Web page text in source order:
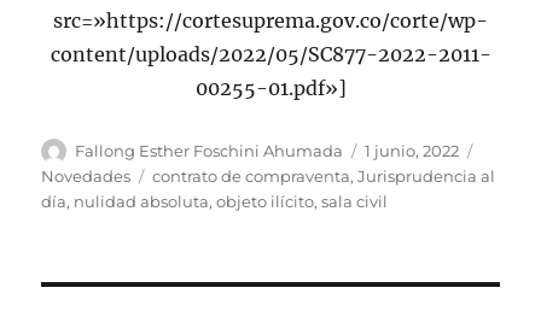
src=»https://cortesuprema.gov.co/corte/wp-
content/uploads/2022/05/SC877-2022-2011-
00255-01.pdf»]
Autor
Fallong Esther Foschini Ahumada
Publicado
el
1 junio, 2022
Novedades
Etiquetas
contrato de compraventa,Jurisprudencia al
día, nulidad absoluta,objeto ilícito,sala civil